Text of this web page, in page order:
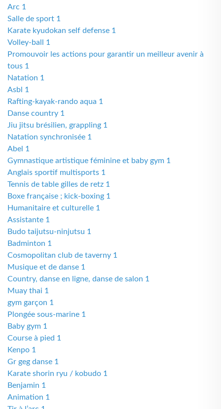
Arc 1
Salle de sport 1
Karate kyudokan self defense 1
Volley-ball 1
Promouvoir les actions pour garantir un meilleur avenir à
tous 1
Natation 1
Asbl 1
Rafting-kayak-rando aqua 1
Danse country 1
Jiu jitsu brésilien, grappling 1
Natation synchronisée 1
Abel 1
Gymnastique artistique féminine et baby gym 1
Anglais sportif multisports 1
Tennis de table gilles de retz 1
Boxe française ; kick-boxing 1
Humanitaire et culturelle 1
Assistante 1
Budo taijutsu-ninjutsu 1
Badminton 1
Cosmopolitan club de taverny 1
Musique et de danse 1
Country, danse en ligne, danse de salon 1
Muay thai 1
gym garçon 1
Plongée sous-marine 1
Baby gym 1
Course à pied 1
Kenpo 1
Gr geg danse 1
Karate shorin ryu / kobudo 1
Benjamin 1
Animation 1